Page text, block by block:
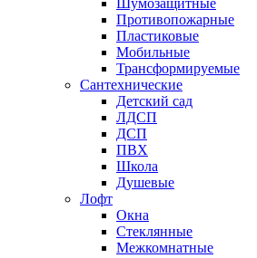
Шумозащитные
Противопожарные
Пластиковые
Мобильные
Трансформируемые
Сантехнические
Детский сад
ЛДСП
ДСП
ПВХ
Школа
Душевые
Лофт
Окна
Стеклянные
Межкомнатные